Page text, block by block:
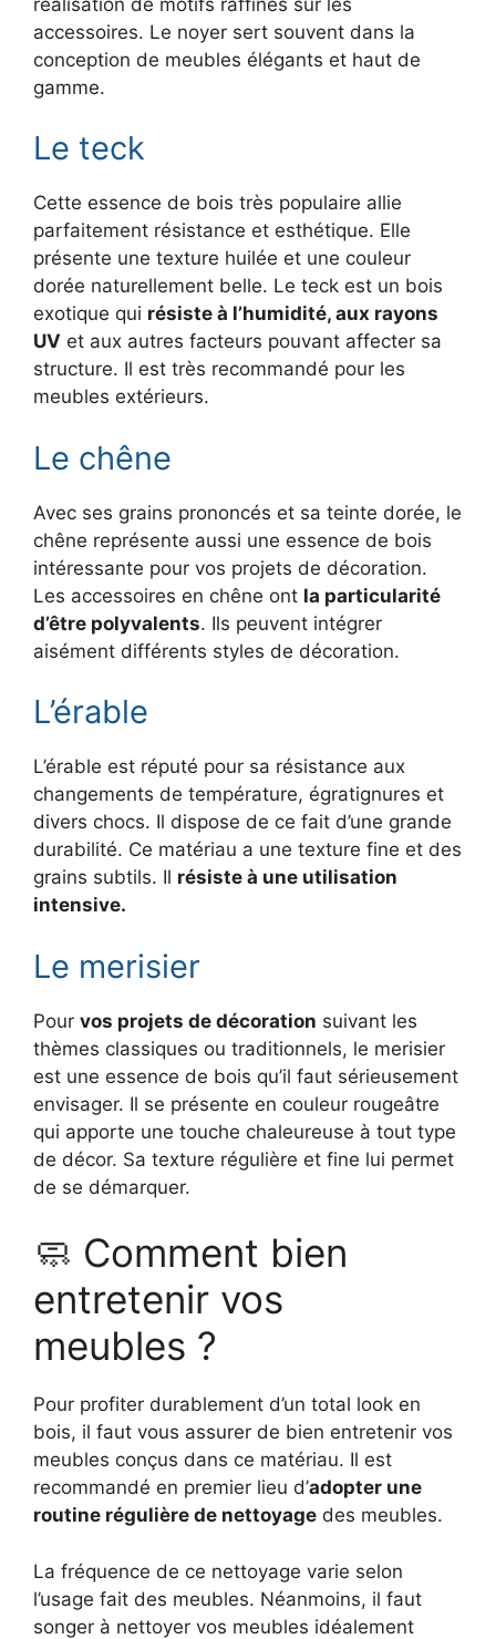
accessoires. Le noyer sert souvent dans la
conception de meubles élégants et haut de
gamme.
Le teck
Cette essence de bois très populaire allie
parfaitement résistance et esthétique. Elle
présente une texture huilée et une couleur
dorée naturellement belle. Le teck est un bois
exotique qui résiste à l’humidité, aux rayons
UV et aux autres facteurs pouvant affecter sa
structure. Il est très recommandé pour les
meubles extérieurs.
Le chêne
Avec ses grains prononcés et sa teinte dorée, le
chêne représente aussi une essence de bois
intéressante pour vos projets de décoration.
Les accessoires en chêne ont la particularité
d’être polyvalents. Ils peuvent intégrer
aisément différents styles de décoration.
L’érable
L’érable est réputé pour sa résistance aux
changements de température, égratignures et
divers chocs. Il dispose de ce fait d’une grande
durabilité. Ce matériau a une texture fine et des
grains subtils. Il résiste à une utilisation
intensive.
Le merisier
Pour vos projets de décoration suivant les
thèmes classiques ou traditionnels, le merisier
est une essence de bois qu’il faut sérieusement
envisager. Il se présente en couleur rougeâtre
qui apporte une touche chaleureuse à tout type
de décor. Sa texture régulière et fine lui permet
de se démarquer.
🧼 Comment bien
entretenir vos
meubles ?
Pour profiter durablement d’un total look en
bois, il faut vous assurer de bien entretenir vos
meubles conçus dans ce matériau. Il est
recommandé en premier lieu d’adopter une
routine régulière de nettoyage des meubles.
La fréquence de ce nettoyage varie selon
l’usage fait des meubles. Néanmoins, il faut
songer à nettoyer vos meubles idéalement